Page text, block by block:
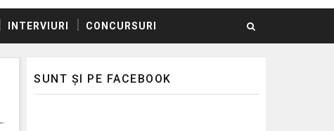
INTERVIURI CONCURSURI
SUNT ȘI PE FACEBOOK